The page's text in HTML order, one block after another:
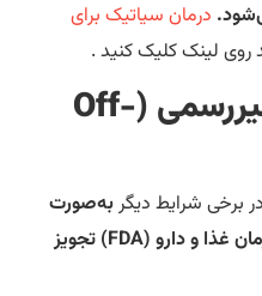
درمان سیاتیک برای
کلیک کنید .
۵. موارد استفاده غیررسمی (Off-
شرایط دیگر به‌صورت
غیررسمی و بدون تأیید رسمی سازمان غذا و دارو (FDA) تجویز